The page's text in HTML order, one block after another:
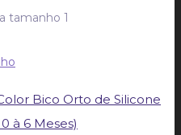
Bico Orto de Silicone
à 6 Meses)